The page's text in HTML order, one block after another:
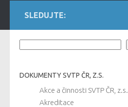
SLEDUJTE:
DOKUMENTY SVTP ČR, Z.S.
Akce a činnosti SVTP ČR, z.s.
Akreditace